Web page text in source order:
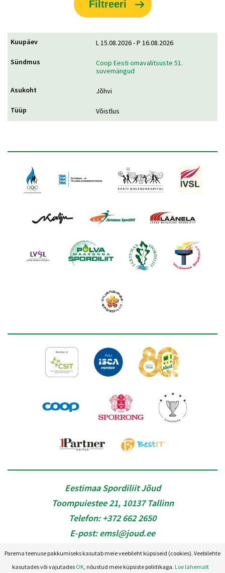
L 15.08.2026 - P 16.08.2026
Coop Eesti omavalitsuste 51.
suvemängud
Jõhvi
Võistlus
Eestimaa Spordiliit Jõud
Toompuiestee 21, 10137 Tallinn
Telefon: +372 662 2650
E-post:emsl@joud.ee
Parema teenuse pakkumiseks kasutab meie veebileht küpsiseid (cookies). Veebilehte
kasutades või vajutades OK, nõustud meie küpsiste poliitikaga. Loe lähemalt